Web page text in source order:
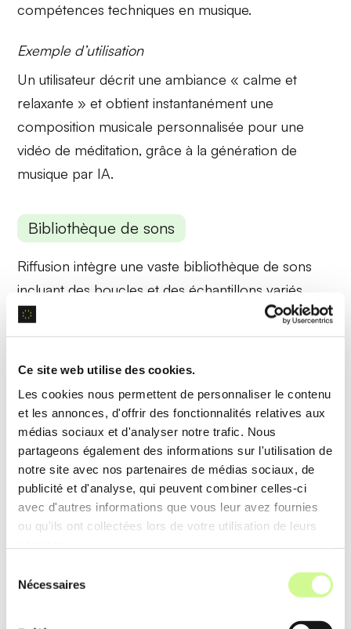
Ce site web utilise des cookies.
Les cookies nous permettent de personnaliser le contenu
et les annonces, d'offrir des fonctionnalités relatives aux
médias sociaux et d'analyser notre trafic. Nous
partageons également des informations sur l'utilisation de
notre site avec nos partenaires de médias sociaux, de
publicité et d'analyse, qui peuvent combiner celles-ci
avec d'autres informations que vous leur avez fournies
ou qu'ils ont collectées lors de votre utilisation de leurs
Nécessaires
compétences techniques en musique.
Exemple d’utilisation
Un utilisateur décrit une ambiance « calme et
relaxante » et obtient instantanément une
composition musicale personnalisée pour une
vidéo de méditation, grâce à lagénération de
musique par IA.
Bibliothèque de sons
Riffusion intègre une vaste bibliothèque de sons
incluant des boucles et des échantillons variés,
accessibles via une interface intuitive. Les
utilisateurs peuvent ainsi enrichir leurs créations
Exemple d’utilisation
En sélectionnant desboucles de batterieet des
échantillons de guitare, un utilisateur compose une
piste rock complète en quelques minutes, utilisant
les éléments pré-enregistrés de la bibliothèque.
Analyse de prompts textuels
L’analyse sémantique des
permet